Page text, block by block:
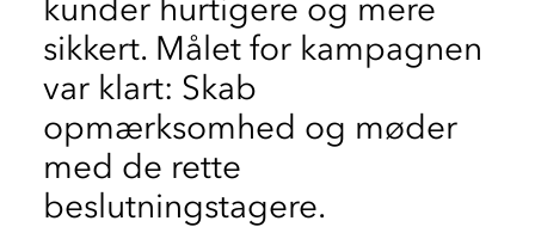
kunder hurtigere og mere
sikkert. Målet for kampagnen
var klart: Skab
opmærksomhed og møder
med de rette
beslutningstagere.